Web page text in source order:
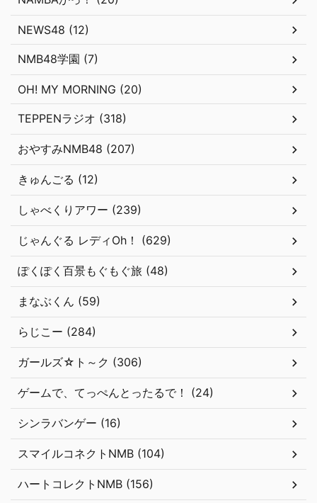
NEWS48 (12)
NMB48学園 (7)
OH! MY MORNING (20)
TEPPENラジオ (318)
おやすみNMB48 (207)
きゅんごる (12)
しゃべくりアワー (239)
じゃんぐる レディOh！ (629)
ぽくぽく百景もぐもぐ旅 (48)
まなぶくん (59)
らじこー (284)
ガールズ☆ト～ク (306)
ゲームで、てっぺんとったるで！ (24)
シンラバンゲー (16)
スマイルコネクトNMB (104)
ハートコレクトNMB (156)